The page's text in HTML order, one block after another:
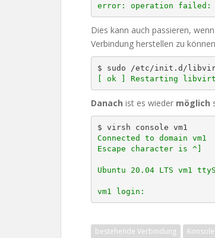
error: operation failed:
Dies kann auch passieren,
Verbindung herstellen zu
[ ok ] Restarting
Danach ist es wieder möglich
Connected to domain vm1
Escape character is ^]
Ubuntu 20.04 LTS vm1
vm1 login:
bestehende Verbindung Konsole